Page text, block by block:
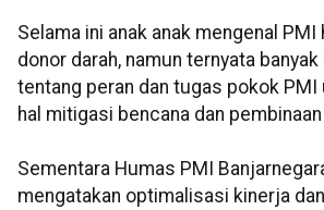
Selama ini anak anak mengenal PMI
donor darah, namun ternyata
tentang peran dan tugas pokok PMI
hal mitigasi bencana dan
Sementara Humas PMI
mengatakan optimalisasi kinerja